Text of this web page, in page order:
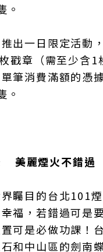
。
出一日限定活動
戳章（需至少含1
筆消費滿額的憑
。
美麗煙火不錯過
矚目的台北101
福，若錯過可是
可是必做功課！
和中山區的劍南